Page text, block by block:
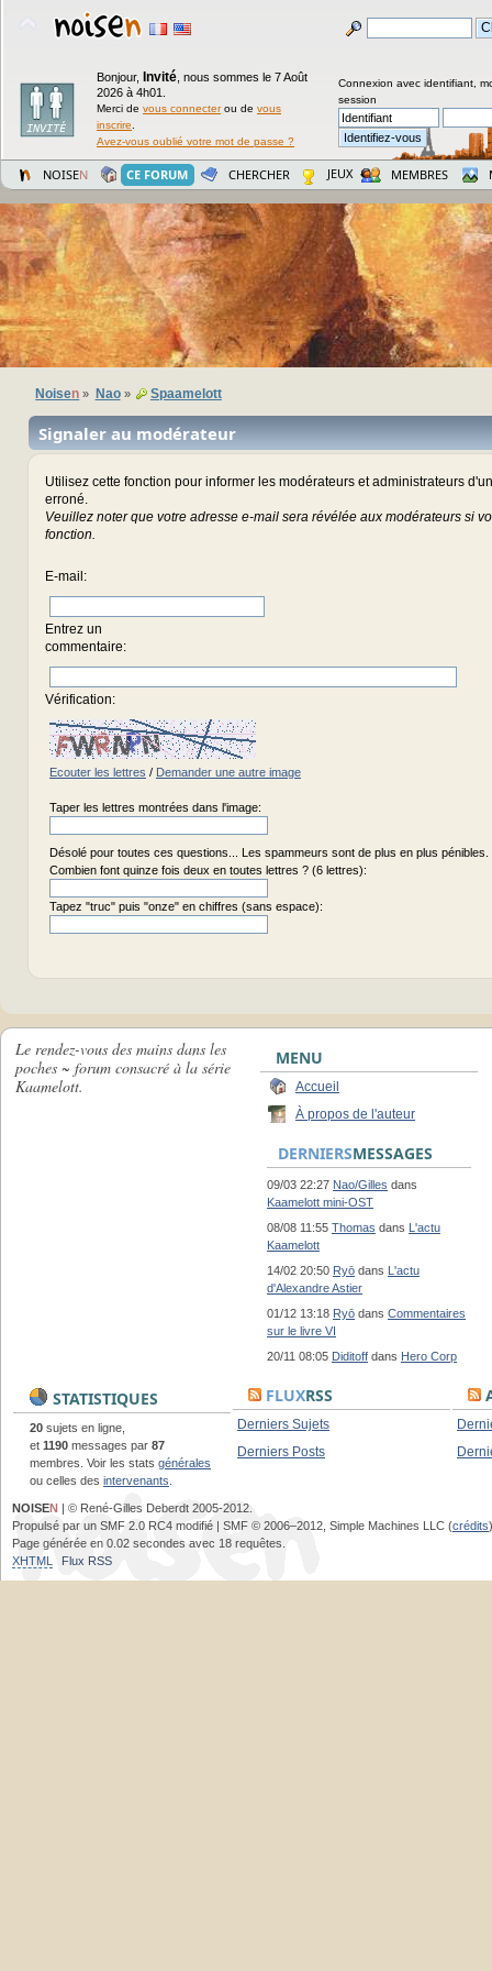
Bonjour, Invité nous sommes le 7 Août
2026 à 4h01.
Merci de vous connecterou de vous
inscrire
Avez-vous oublié votre mot de passe ?
Connexion avec identifiant,
session
NOISEN CE FORUM CHERCHER JEUX MEMBRES
Noisen » Nao» Spaamelott
Signaler au modérateur
Utilisez cette fonction pour informer les modérateurs et administrateurs
erroné.
Veuillez noter que votre adresse e-mail sera révélée aux modérateurs si
fonction.
E-mail :
Entrez un
commentaire:
Vérification:
Ecouter les lettres / Demander une autre image
Taper les lettres montrées dans l'image:
Désolé pour toutes ces questions... Les spammeurs sont de plus en plus pénibles.
Combien font quinze fois deux en toutes lettres ? (6 lettres):
Tapez "truc" puis "onze" en chiffres (sans espace):
Le rendez-vous des mains dans les
poches ~ forum consacré à la série
Kaamelott.
MENU
Accueil
À propos de l'auteur
DERNIERSMESSAGES
09/03 22:27 Nao/Gilles dans
Kaamelott mini-OST
08/08 11:55 Thomas dans L'actu
Kaamelott
14/02 20:50 Ryō dans L'actu
d'Alexandre Astier
01/12 13:18 Ryō dans Commentaires
sur le livre VI
20/11 08:05 Diditoff dans Hero Corp
STATISTIQUES
20 sujets en ligne,
et 1190 messages par 87
membres. Voir les stats générales
ou celles des intervenants
FLUXRSS
Derniers Sujets
Derniers Posts
NOISEN | © René-Gilles Deberdt 2005-2012.
Propulsé par un SMF 2.0 RC4 modifié | SMF © 2006–2012, Simple Machines LLC (crédits)
Page générée en 0.02 secondes avec 18 requêtes.
XHTML
Flux RSS